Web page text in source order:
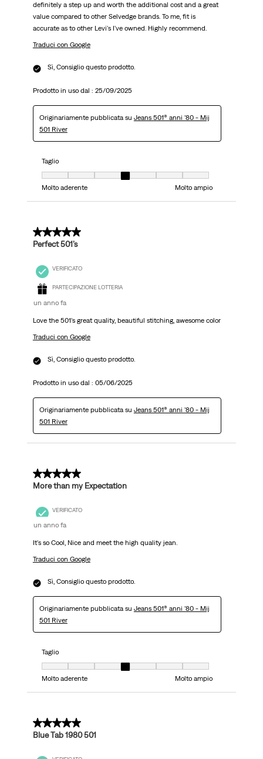
definitely a step up and worth the additional cost and a great
value compared to other Selvedge brands. To me, fit is
accurate as to other Levi's I've owned. Highly recommend.
Traduci con Google
Sì, Consiglio questo prodotto.
Prodotto in uso dal : 25/09/2025
Originariamente pubblicata su Jeans 501® anni ’80 - Mij
501 River
Taglio
Taglio, 4 su 7, dove 1 è uguale a Molto aderente e 7 è uguale a Molto
Molto aderente
Molto ampio
5 su 5 stelle.
Perfect 501’s
VERIFICATO
PARTECIPAZIONE LOTTERIA
un anno fa
Love the 501’s great quality, beautiful stitching, awesome color
Traduci con Google
Sì, Consiglio questo prodotto.
Prodotto in uso dal : 05/06/2025
Originariamente pubblicata su Jeans 501® anni ’80 - Mij
501 River
5 su 5 stelle.
More than my Expectation
VERIFICATO
un anno fa
It's so Cool, Nice and meet the high quality jean.
Traduci con Google
Sì, Consiglio questo prodotto.
Originariamente pubblicata su Jeans 501® anni ’80 - Mij
501 River
Taglio
Taglio, 4 su 7, dove 1 è uguale a Molto aderente e 7 è uguale a Molto
Molto aderente
Molto ampio
5 su 5 stelle.
Blue Tab 1980 501